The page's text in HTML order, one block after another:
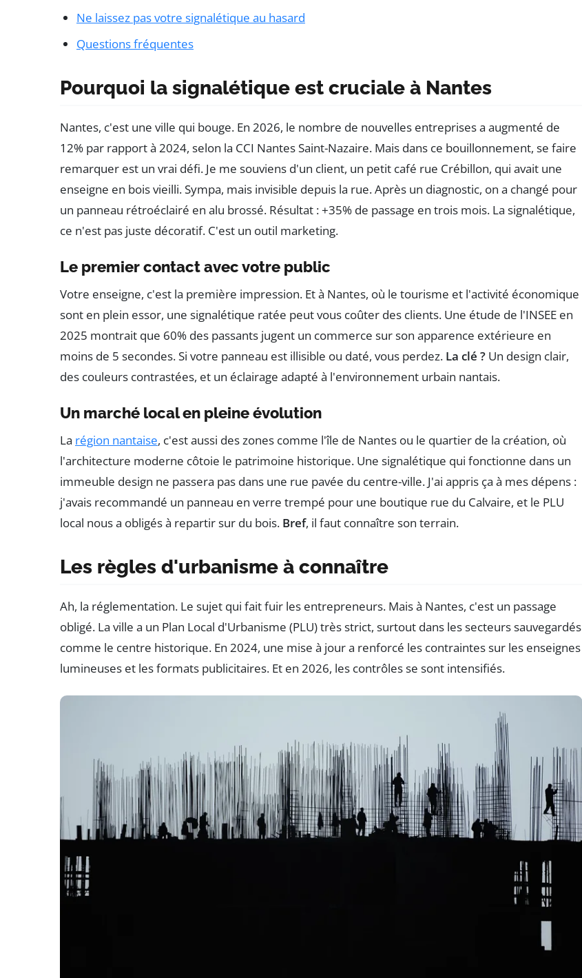
Ne laissez pas votre signalétique au hasard
Questions fréquentes
Pourquoi la signalétique est cruciale à Nantes
Nantes, c'est une ville qui bouge. En 2026, le nombre de nouvelles entreprises a augmenté de
12% par rapport à 2024, selon la CCI Nantes Saint-Nazaire. Mais dans ce bouillonnement, se faire
remarquer est un vrai défi. Je me souviens d'un client, un petit café rue Crébillon, qui avait une
enseigne en bois vieilli. Sympa, mais invisible depuis la rue. Après un diagnostic, on a changé pour
un panneau rétroéclairé en alu brossé. Résultat : +35% de passage en trois mois. La signalétique,
ce n'est pas juste décoratif. C'est un outil marketing.
Le premier contact avec votre public
Votre enseigne, c'est la première impression. Et à Nantes, où le tourisme et l'activité économique
sont en plein essor, une signalétique ratée peut vous coûter des clients. Une étude de l'INSEE en
2025 montrait que 60% des passants jugent un commerce sur son apparence extérieure en
moins de 5 secondes. Si votre panneau est illisible ou daté, vous perdez. La clé ? Un design clair,
des couleurs contrastées, et un éclairage adapté à l'environnement urbain nantais.
Un marché local en pleine évolution
La région nantaise, c'est aussi des zones comme l'île de Nantes ou le quartier de la création, où
l'architecture moderne côtoie le patrimoine historique. Une signalétique qui fonctionne dans un
immeuble design ne passera pas dans une rue pavée du centre-ville. J'ai appris ça à mes dépens :
j'avais recommandé un panneau en verre trempé pour une boutique rue du Calvaire, et le PLU
local nous a obligés à repartir sur du bois. Bref, il faut connaître son terrain.
Les règles d'urbanisme à connaître
Ah, la réglementation. Le sujet qui fait fuir les entrepreneurs. Mais à Nantes, c'est un passage
obligé. La ville a un Plan Local d'Urbanisme (PLU) très strict, surtout dans les secteurs sauvegardés
comme le centre historique. En 2024, une mise à jour a renforcé les contraintes sur les enseignes
lumineuses et les formats publicitaires. Et en 2026, les contrôles se sont intensifiés.